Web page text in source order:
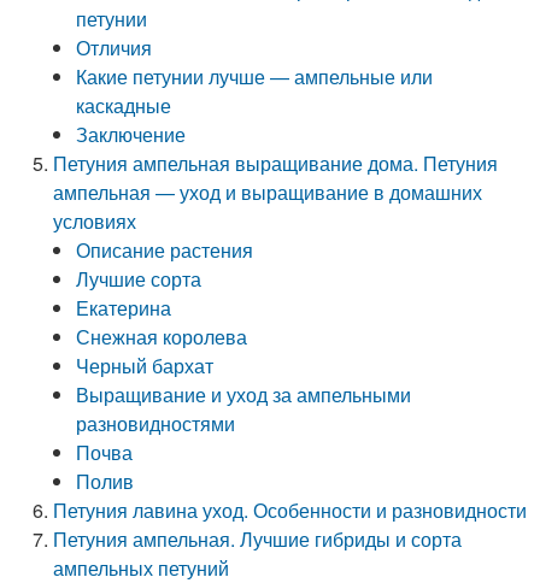
петунии
Отличия
Какие петунии лучше — ампельные или
каскадные
Заключение
Петуния ампельная выращивание дома. Петуния
ампельная — уход и выращивание в домашних
условиях
Описание растения
Лучшие сорта
Екатерина
Снежная королева
Черный бархат
Выращивание и уход за ампельными
разновидностями
Почва
Полив
Петуния лавина уход. Особенности и разновидности
Петуния ампельная. Лучшие гибриды и сорта
ампельных петуний